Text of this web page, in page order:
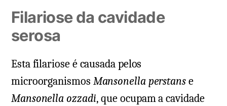
Filariose da cavidade
serosa
Esta filariose é causada pelos
microorganismos Mansonella perstanse
Mansonella ozzadi, que ocupam a cavidade